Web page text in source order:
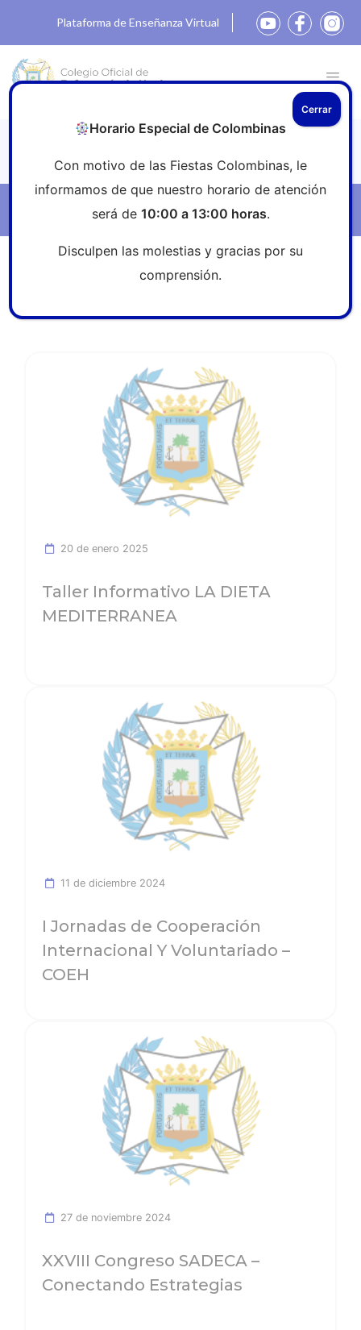
Plataforma de Enseñanza Virtual
Congresos y jornadas
20 de enero 2025
Taller Informativo LA DIETA
MEDITERRANEA
11 de diciembre 2024
I Jornadas de Cooperación
Internacional Y Voluntariado –
COEH
27 de noviembre 2024
XXVIII Congreso SADECA –
Conectando Estrategias
Horario Especial de Colombinas
Con motivo de las Fiestas Colombinas, le
informamos de que nuestro horario de atención
será de 10:00 a 13:00 horas.
Disculpen las molestias y gracias por su
comprensión.
Cerrar